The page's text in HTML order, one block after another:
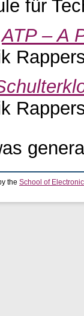
für
ATP – A
the School of